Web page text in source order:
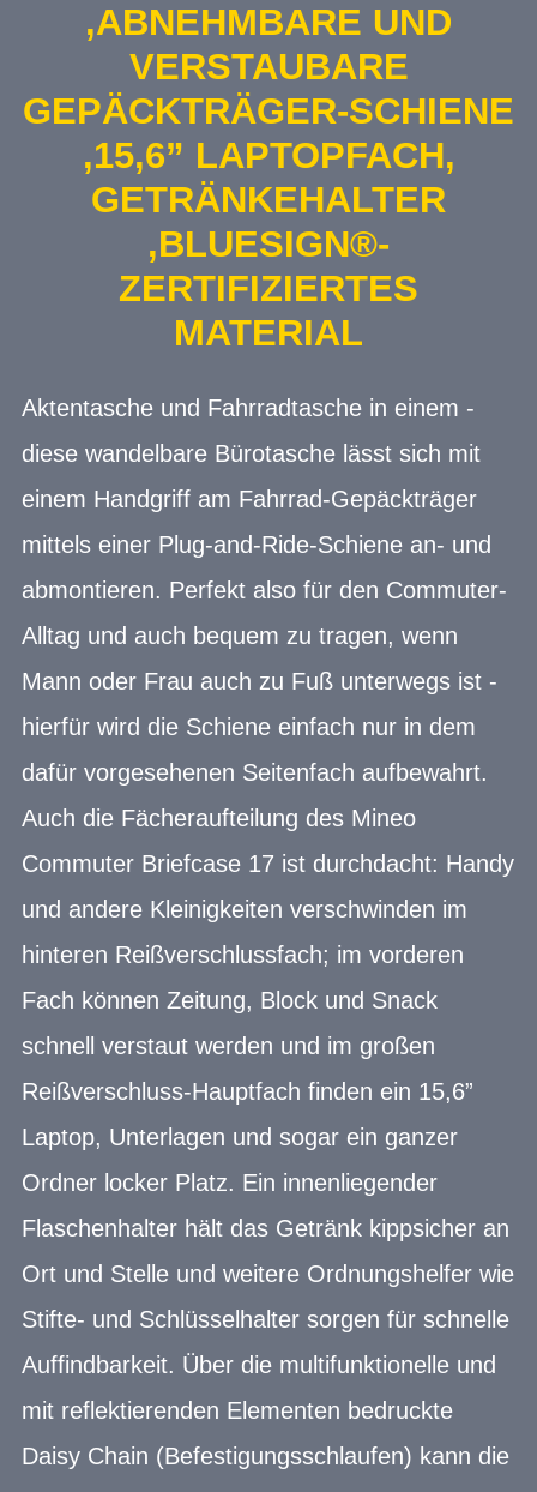
,ABNEHMBARE UND
VERSTAUBARE
GEPÄCKTRÄGER-SCHIENE
,15,6” LAPTOPFACH,
GETRÄNKEHALTER
,BLUESIGN®-
ZERTIFIZIERTES
MATERIAL
Aktentasche und Fahrradtasche in einem -
diese wandelbare Bürotasche lässt sich mit
einem Handgriff am Fahrrad-Gepäckträger
mittels einer Plug-and-Ride-Schiene an- und
abmontieren. Perfekt also für den Commuter-
Alltag und auch bequem zu tragen, wenn
Mann oder Frau auch zu Fuß unterwegs ist -
hierfür wird die Schiene einfach nur in dem
dafür vorgesehenen Seitenfach aufbewahrt.
Auch die Fächeraufteilung des Mineo
Commuter Briefcase 17 ist durchdacht: Handy
und andere Kleinigkeiten verschwinden im
hinteren Reißverschlussfach; im vorderen
Fach können Zeitung, Block und Snack
schnell verstaut werden und im großen
Reißverschluss-Hauptfach finden ein 15,6”
Laptop, Unterlagen und sogar ein ganzer
Ordner locker Platz. Ein innenliegender
Flaschenhalter hält das Getränk kippsicher an
Ort und Stelle und weitere Ordnungshelfer wie
Stifte- und Schlüsselhalter sorgen für schnelle
Auffindbarkeit. Über die multifunktionelle und
mit reflektierenden Elementen bedruckte
Daisy Chain (Befestigungsschlaufen) kann die